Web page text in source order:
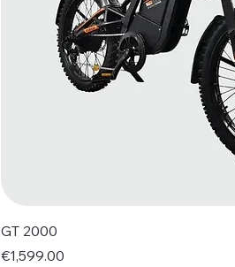
GT 2000
Price
€1,599.00